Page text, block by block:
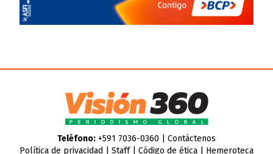
Teléfono:+591 7036-0360 | Contáctenos
Política de privacidad
Staff| Código de ética| Hemeroteca